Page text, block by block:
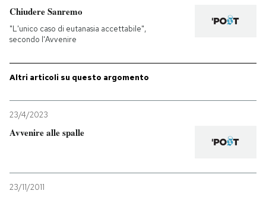
Chiudere Sanremo
"L'unico caso di eutanasia accettabile",
secondo l'Avvenire
Altri articoli su questo argomento
23/4/2023
Avvenire alle spalle
23/11/2011